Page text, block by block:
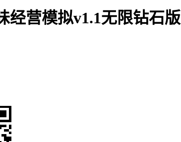
经营模拟v1.1无限钻石版